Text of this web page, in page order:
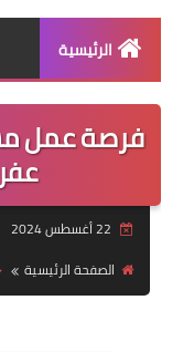
الرئيسية
فرصة عمل
الصفحة الرئيسية